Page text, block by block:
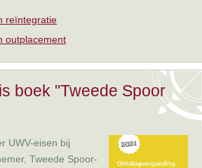
reïntegratie
outplacement
boek "Tweede Spoor
UWV-eisen bij
Tweede Spoor-